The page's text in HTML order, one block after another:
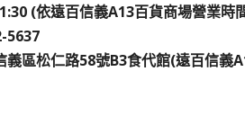
(依遠百信義A13百貨商場營業時
5637​
義區松仁路58號B3食代館(遠百信義